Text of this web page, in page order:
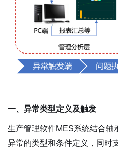
一、异常类型定义及触发
生产管理软件MES系统结合轴
异常的类型和条件定义，同时